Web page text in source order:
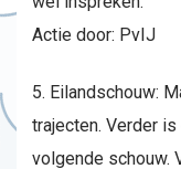
Actie door: PvIJ
5. Eilandschouw:
trajecten. Verder
volgende schouw.